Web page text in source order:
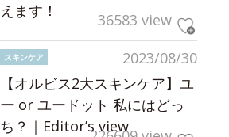
えます！
36583 view
2023/08/30
スキンケア
【オルビス2大スキンケア】ユ
ー or ユードット 私にはどっ
ち？｜Editor’s view